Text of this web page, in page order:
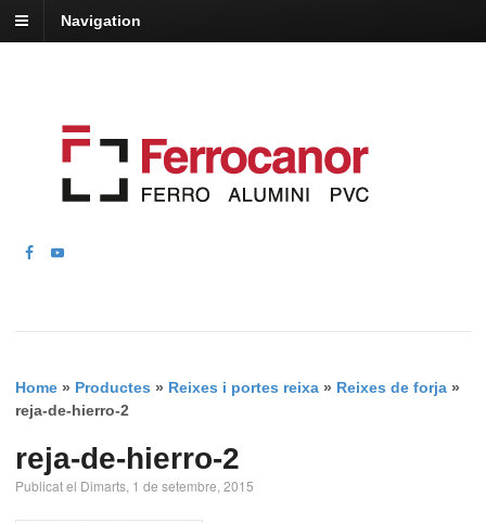
Navigation
Home » Productes » Reixes i portes reixa » Reixes de forja »
reja-de-hierro-2
reja-de-hierro-2
Publicat el Dimarts, 1 de setembre, 2015